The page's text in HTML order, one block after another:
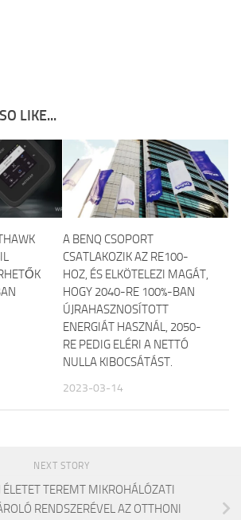
LIKE...
A BENQ CSOPORT
CSATLAKOZIK AZ RE100-
HOZ, ÉS ELKÖTELEZI MAGÁT,
HOGY 2040-RE 100%-BAN
ÚJRAHASZNOSÍTOTT
ENERGIÁT HASZNÁL, 2050-
RE PEDIG ELÉRI A NETTÓ
NULLA KIBOCSÁTÁST.
2023-03-14
NEXT STORY
ÉLETET TEREMT MIKROHÁLÓZATI
RENDSZERÉVEL AZ OTTHONI